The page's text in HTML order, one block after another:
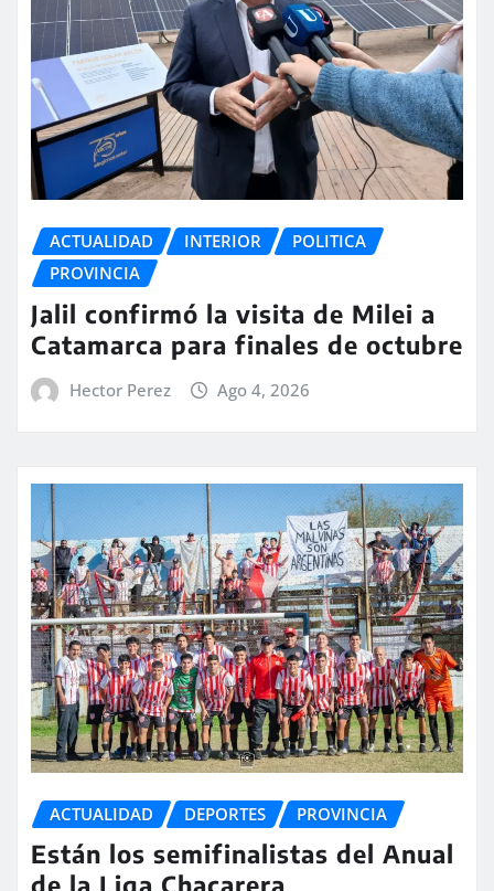
ACTUALIDAD INTERIOR
POLITICA
PROVINCIA
Jalil confirmó la visita de Milei a
Catamarca para finales de octubre
Hector Perez Ago 4, 2026
ACTUALIDAD DEPORTES PROVINCIA
Están los semifinalistas del Anual
de la Liga Chacarera